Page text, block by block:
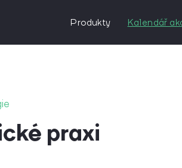
Produkty Kalendář
praxi